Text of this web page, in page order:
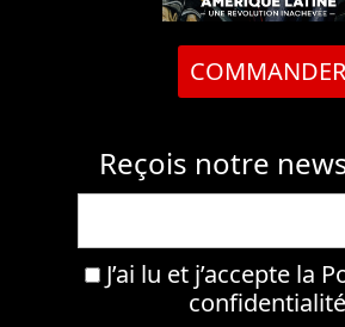
COMMANDER
Reçois notre
J’ai lu et j’accepte la
confidentialité